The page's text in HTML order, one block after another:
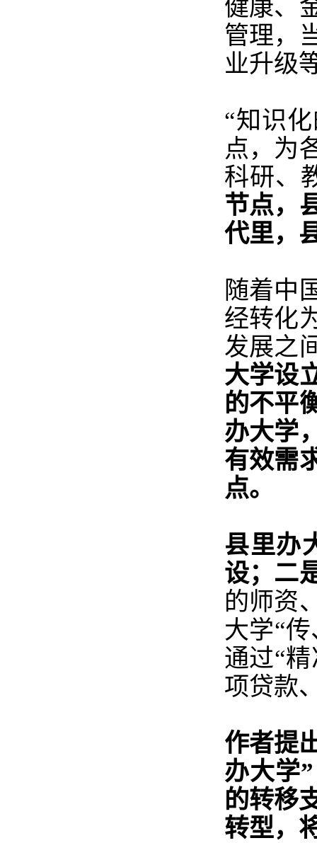
健康、
管理，
业升级
“知识
点，为
科研、
节点，
代里，
随着中
经转化
发展之
大学设
的不平
办大学
有效需
点。
县里办
设；二
的师资
大学“
通过“
项贷款
作者提
办大学
的转移
转型，